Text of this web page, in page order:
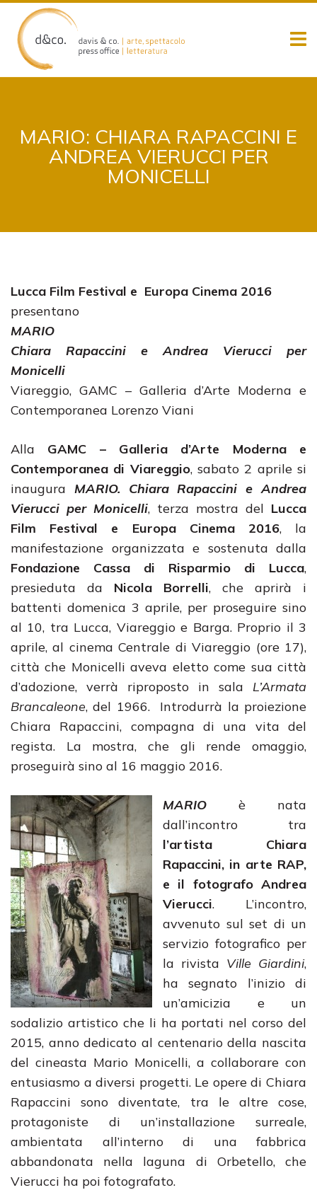
content
MARIO: CHIARA RAPACCINI E
ANDREA VIERUCCI PER
MONICELLI
Lucca Film Festival e Europa Cinema 2016
presentano
MARIO
Chiara Rapaccini e Andrea Vierucci per
Monicelli
Viareggio, GAMC – Galleria d’Arte Moderna e
Contemporanea Lorenzo Viani
Alla GAMC – Galleria d’Arte Moderna e
Contemporanea di Viareggio, sabato 2 aprile si
inaugura MARIO. Chiara Rapaccini e Andrea
Vierucci per Monicelli, terza mostra del Lucca
Film Festival e Europa Cinema 2016, la
manifestazione organizzata e sostenuta dalla
Fondazione Cassa di Risparmio di Lucca,
presieduta da Nicola Borrelli, che aprirà i
battenti domenica 3 aprile, per proseguire sino
al 10, tra Lucca, Viareggio e Barga. Proprio il 3
aprile, al cinema Centrale di Viareggio (ore 17),
città che Monicelli aveva eletto come sua città
d’adozione, verrà riproposto in sala L’Armata
Brancaleone, del 1966. Introdurrà la proiezione
Chiara Rapaccini, compagna di una vita del
regista. La mostra, che gli rende omaggio,
proseguirà sino al 16 maggio 2016.
MARIO è nata
dall’incontro tra
l’artista Chiara
Rapaccini, in arte RAP,
e il fotografo Andrea
Vierucci. L’incontro,
avvenuto sul set di un
servizio fotografico per
la rivista Ville Giardini,
ha segnato l’inizio di
un’amicizia e un
sodalizio artistico che li ha portati nel corso del
2015, anno dedicato al centenario della nascita
del cineasta Mario Monicelli, a collaborare con
entusiasmo a diversi progetti. Le opere di Chiara
Rapaccini sono diventate, tra le altre cose,
protagoniste di un’installazione surreale,
ambientata all’interno di una fabbrica
abbandonata nella laguna di Orbetello, che
Vierucci ha poi fotografato.